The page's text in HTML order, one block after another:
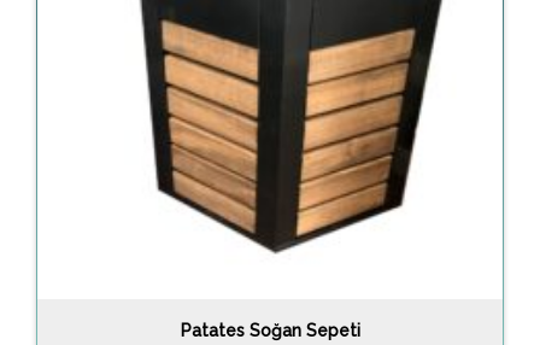
Patates Soğan Sepeti